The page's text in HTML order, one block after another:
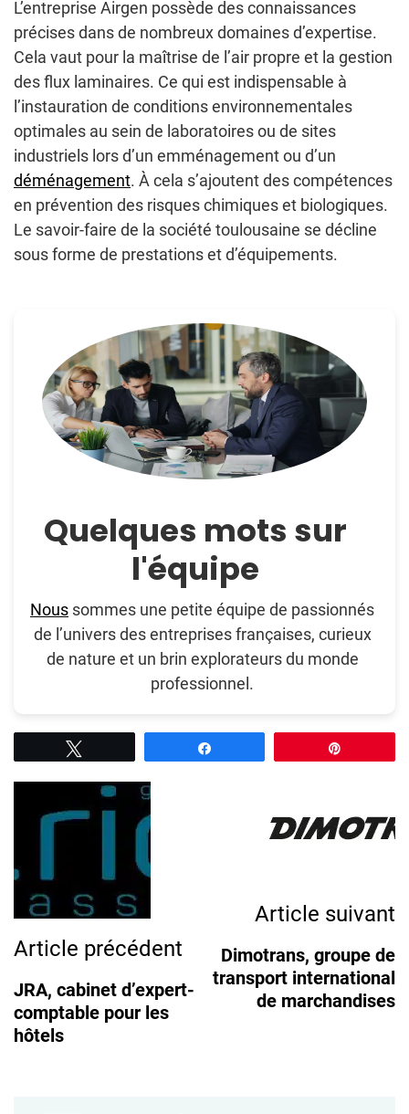
L’entreprise Airgen possède des connaissances
précises dans de nombreux domaines d’expertise.
Cela vaut pour la maîtrise de l’air propre et la gestion
des flux laminaires. Ce qui est indispensable à
l’instauration de conditions environnementales
optimales au sein de laboratoires ou de sites
industriels lors d’un emménagement ou d’un
déménagement. À cela s’ajoutent des compétences
en prévention des risques chimiques et biologiques.
Le savoir-faire de la société toulousaine se décline
sous forme de prestations et d’équipements.
Quelques mots sur
l'équipe
Nous sommes une petite équipe de passionnés
de l’univers des entreprises françaises, curieux
de nature et un brin explorateurs du monde
professionnel.
Post
Navigation
Article précédent
JRA, cabinet d’expert-
comptable pour les
hôtels
Article suivant
Dimotrans, groupe de
transport international
de marchandises